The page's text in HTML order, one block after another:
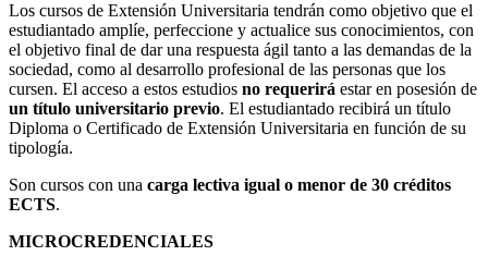
Los cursos de Extensión Universitaria tendrán como objetivo que el
estudiantado amplíe, perfeccione y actualice sus conocimientos, con
el objetivo final de dar una respuesta ágil tanto a las demandas de la
sociedad, como al desarrollo profesional de las personas que los
cursen. El acceso a estos estudios no requerirá estar en posesión de
un título universitario previo. El estudiantado recibirá un título
Diploma o Certificado de Extensión Universitaria en función de su
tipología.
Son cursos con una carga lectiva igual o menor de 30 créditos
ECTS.
MICROCREDENCIALES